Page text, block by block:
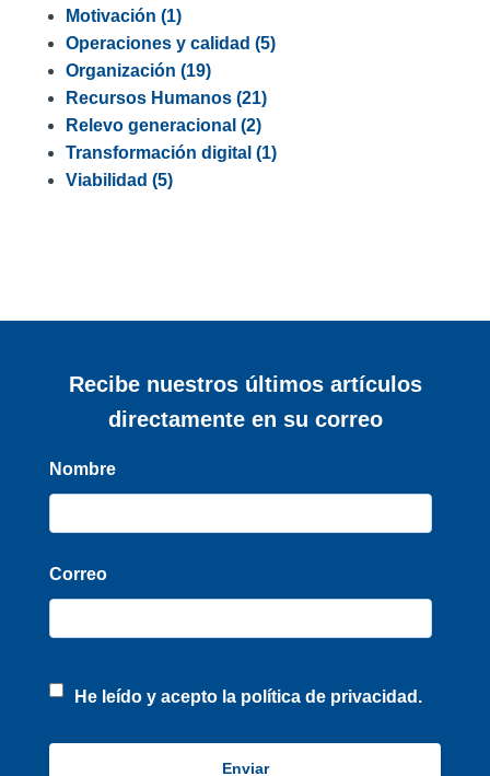
Motivación (1)
Operaciones y calidad (5)
Organización (19)
Recursos Humanos (21)
Relevo generacional (2)
Transformación digital (1)
Viabilidad (5)
Recibe nuestros últimos artículos
directamente en su correo
Nombre
Correo
He leído y acepto la política de privacidad.